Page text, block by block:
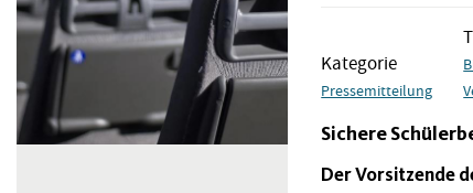
Kategorie
Pressemitteilung
Sichere
Der Vorsitzende